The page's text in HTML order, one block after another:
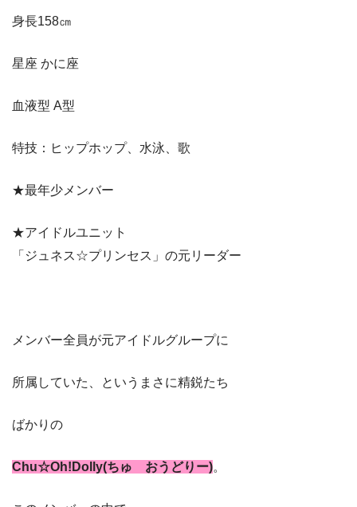
身長158㎝
星座 かに座
血液型 A型
特技：ヒップホップ、水泳、歌
★最年少メンバー
★アイドルユニット
「ジュネス☆プリンセス」の元リーダー
メンバー全員が元アイドルグループに
所属していた、というまさに精鋭たち
ばかりの
Chu☆Oh!Dolly(ちゅ おうどりー)。